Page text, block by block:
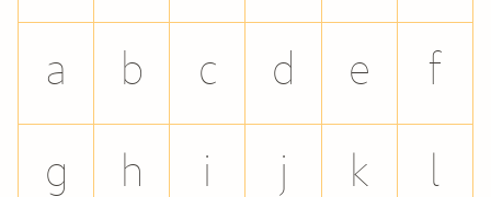
a b c d e f
g h i j k l